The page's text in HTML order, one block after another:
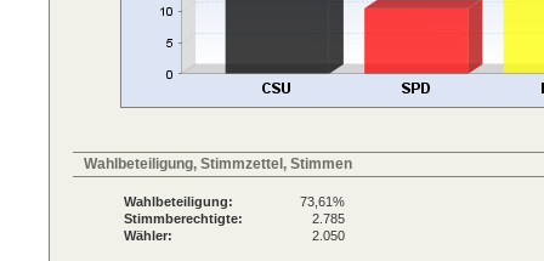
Wahlbeteiligung, Stimmzettel, Stimmen
Wahlbeteiligung:
73,61%
Stimmberechtigte:
2.785
Wähler:
2.050